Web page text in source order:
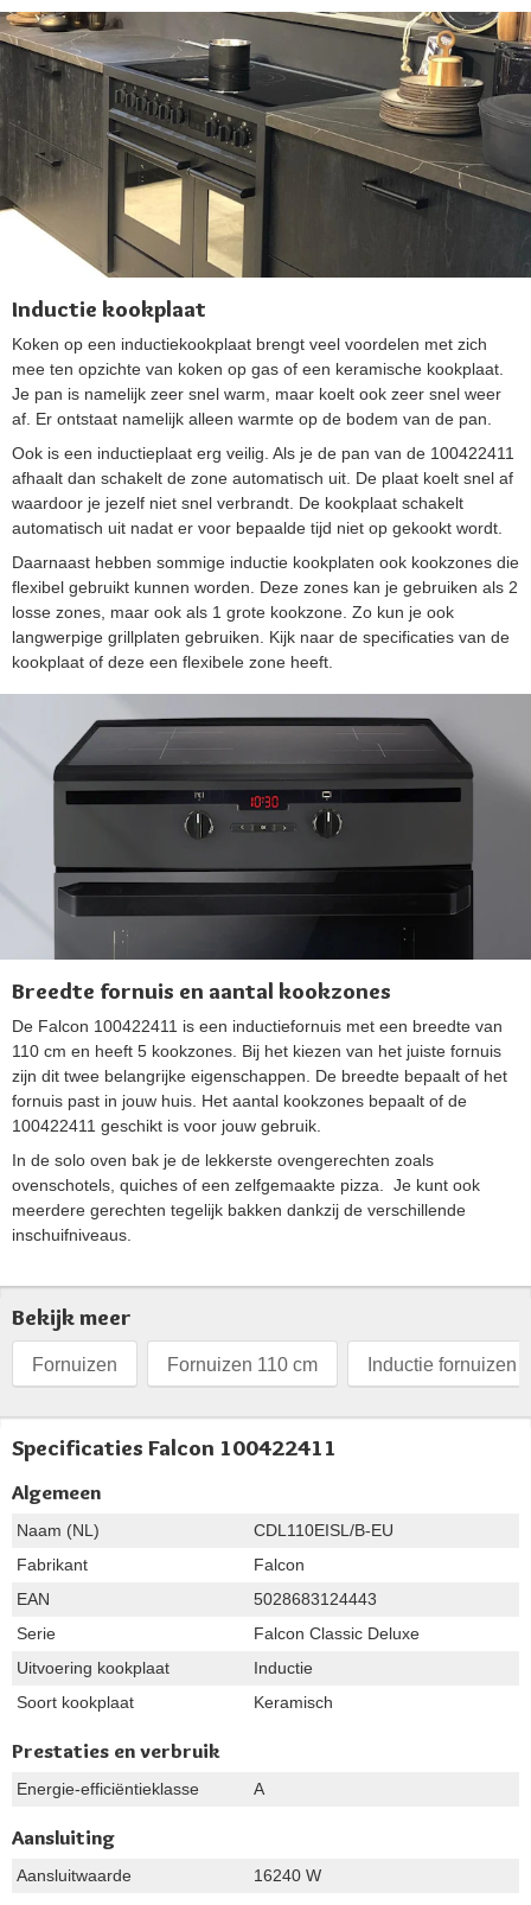
Inductie kookplaat
Koken op een inductiekookplaat brengt veel voordelen met zich
mee ten opzichte van koken op gas of een keramische kookplaat.
Je pan is namelijk zeer snel warm, maar koelt ook zeer snel weer
af. Er ontstaat namelijk alleen warmte op de bodem van de pan.
Ook is een inductieplaat erg veilig. Als je de pan van de 100422411
afhaalt dan schakelt de zone automatisch uit. De plaat koelt snel af
waardoor je jezelf niet snel verbrandt. De kookplaat schakelt
automatisch uit nadat er voor bepaalde tijd niet op gekookt wordt.
Daarnaast hebben sommige inductie kookplaten ook kookzones die
flexibel gebruikt kunnen worden. Deze zones kan je gebruiken als 2
losse zones, maar ook als 1 grote kookzone. Zo kun je ook
langwerpige grillplaten gebruiken. Kijk naar de specificaties van de
kookplaat of deze een flexibele zone heeft.
Breedte fornuis en aantal kookzones
De Falcon 100422411 is een inductiefornuis met een breedte van
110 cm en heeft 5 kookzones. Bij het kiezen van het juiste fornuis
zijn dit twee belangrijke eigenschappen. De breedte bepaalt of het
fornuis past in jouw huis. Het aantal kookzones bepaalt of de
100422411 geschikt is voor jouw gebruik.
In de solo oven bak je de lekkerste ovengerechten zoals
ovenschotels, quiches of een zelfgemaakte pizza. Je kunt ook
meerdere gerechten tegelijk bakken dankzij de verschillende
inschuifniveaus.
Bekijk meer
Fornuizen Fornuizen 110 cm Inductie fornuizen
Specificaties Falcon 100422411
Algemeen
Naam (NL)
CDL110EISL/B-EU
Fabrikant
Falcon
EAN
5028683124443
Serie
Falcon Classic Deluxe
Uitvoering kookplaat
Inductie
Soort kookplaat
Keramisch
Prestaties en verbruik
Energie-efficiëntieklasse A
Aansluiting
Aansluitwaarde 16240 W